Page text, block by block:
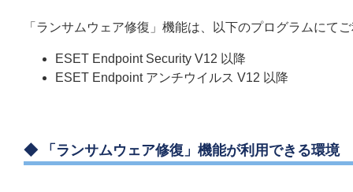
「ランサムウェア修復」機能は、以下のプログラムにて
ESET Endpoint Security V12 以降
ESET Endpoint アンチウイルス V12 以降
◆ 「ランサムウェア修復」機能が利用できる環境